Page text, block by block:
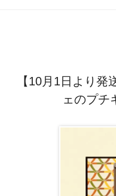
【10月1日より
ェのプチ